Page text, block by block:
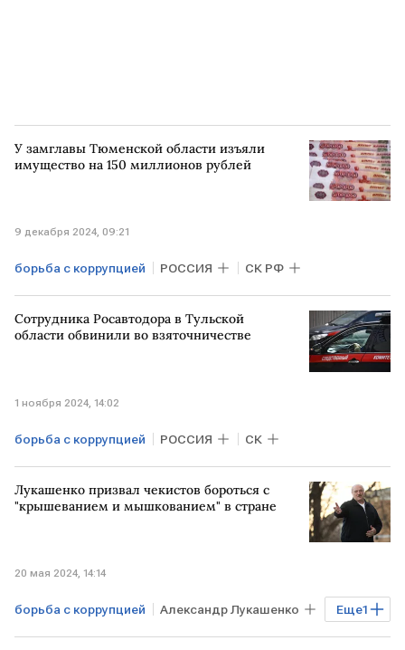
У замглавы Тюменской области изъяли
имущество на 150 миллионов рублей
9 декабря 2024, 09:21
борьба с коррупцией РОССИЯ СК РФ
Сотрудника Росавтодора в Тульской
области обвинили во взяточничестве
1 ноября 2024, 14:02
борьба с коррупцией РОССИЯ СК
Лукашенко призвал чекистов бороться с
"крышеванием и мышкованием" в стране
20 мая 2024, 14:14
Еще1
борьба с коррупцией Александр Лукашенко
БЕЛОРУССИЯ